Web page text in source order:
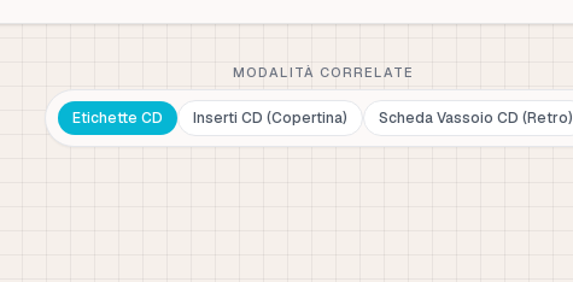
MODALITÀ CORRELATE
Etichette CD Inserti CD (Copertina) Scheda Vassoio CD (Retro)